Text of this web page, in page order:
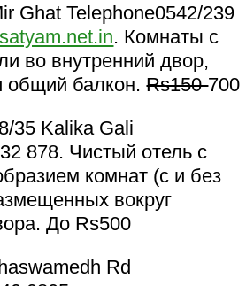
Ghat Telephone0542/239
. Комнаты с
во внутренний двор,
общий балкон.Rs150-700
35 Kalika Gali
878. Чистый отель с
комнат (с и без
вокруг
До Rs500
Rd